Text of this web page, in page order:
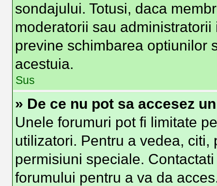
sondajului. Totusi, daca
moderatorii sau
previne schimbarea optiunilor
acestuia.
Sus
» De ce nu pot sa accesez
Unele forumuri pot fi limitate
utilizatori. Pentru a vedea,
permisiuni speciale.
forumului pentru a va da